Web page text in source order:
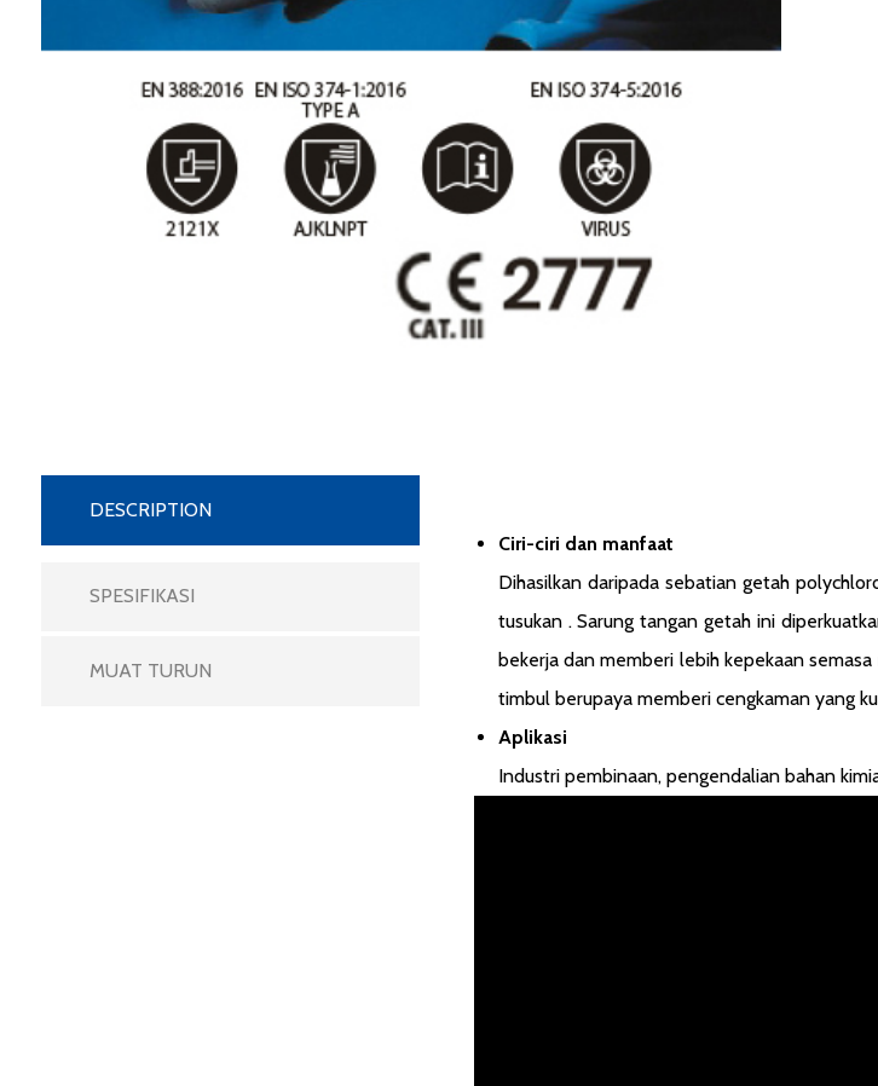
DESCRIPTION
SPESIFIKASI
MUAT TURUN
Ciri-ciri dan manfaat
Dihasilkan daripada sebatian getah
tusukan . Sarung tangan getah ini
bekerja dan memberi lebih kepekaan
timbul berupaya memberi cengkaman yang
Aplikasi
Industri pembinaan, pengendalian bahan